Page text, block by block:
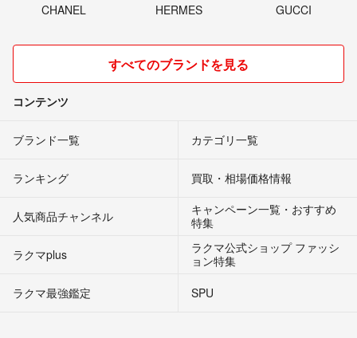
CHANEL HERMES GUCCI
すべてのブランドを見る
コンテンツ
ブランド一覧 カテゴリ一覧
ランキング 買取・相場価格情報
人気商品チャンネル
キャンペーン一覧・おすすめ
特集
ラクマplus
ラクマ公式ショップ ファッシ
ョン特集
ラクマ最強鑑定
SPU